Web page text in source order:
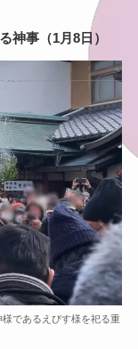
神事（1月8日）
であるえびす様を祀る重